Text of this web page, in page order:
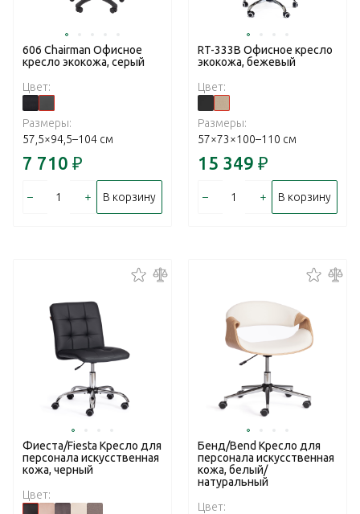
606 Chairman Офисное
кресло экокожа, серый
Цвет:
Размеры:
57,5×94,5–104 см
7 710 ₽
– + В корзину
RT-333B Офисное кресло
экокожа, бежевый
Цвет:
Размеры:
57×73×100–110 см
15 349 ₽
– + В корзину
Фиеста/Fiesta Кресло для
персонала искусственная
кожа, черный
Цвет:
Бенд/Bend Кресло для
персонала искусственная
кожа, белый/
натуральный
Цвет: